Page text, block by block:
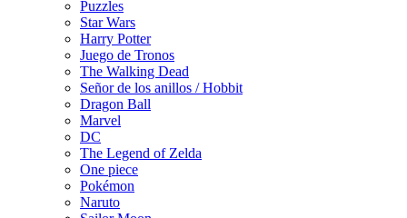
Puzzles
Star Wars
Harry Potter
Juego de Tronos
The Walking Dead
Señor de los anillos / Hobbit
Dragon Ball
Marvel
DC
The Legend of Zelda
One piece
Pokémon
Naruto